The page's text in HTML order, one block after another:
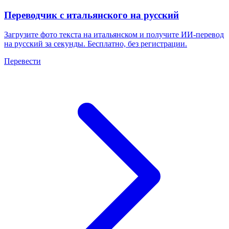
Переводчик с итальянского на русский
Загрузите фото текста на итальянском и получите ИИ-перевод
на русский за секунды. Бесплатно, без регистрации.
Перевести